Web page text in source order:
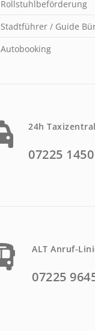
Rollstuhlbeförderung
Stadtführer / Guide
Autobooking
24h
07225 1450
ALT Anruf-
07225